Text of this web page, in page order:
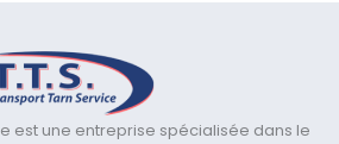
est une entreprise spécialisée dans le